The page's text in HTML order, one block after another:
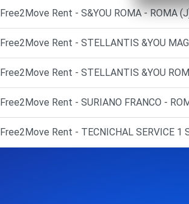
Free2Move Rent - S&YOU ROMA - ROMA
Free2Move Rent - STELLANTIS &YOU
Free2Move Rent - STELLANTIS &YOU
Free2Move Rent - SURIANO FRANCO -
Free2Move Rent - TECNICHAL SERVICE 1